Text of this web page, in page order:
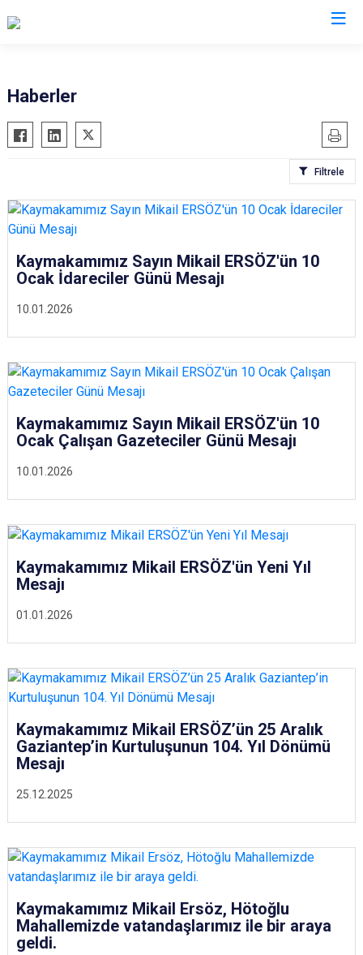
Araban
İslahiye
Nizip
Nurdağı
Oğuzeli
Şahinbey
Şehitkamil
Haberler
Filtrele
10.01.2026
Kaymakamımız Sayın Mikail ERSÖZ'ün 10
Ocak İdareciler Günü Mesajı
10.01.2026
Kaymakamımız Sayın Mikail ERSÖZ'ün 10
Ocak Çalışan Gazeteciler Günü Mesajı
01.01.2026
Kaymakamımız Mikail ERSÖZ'ün Yeni Yıl
Mesajı
25.12.2025
Kaymakamımız Mikail ERSÖZ’ün 25 Aralık
Gaziantep’in Kurtuluşunun 104. Yıl Dönümü
Mesajı
Kaymakamımız Mikail Ersöz, Hötoğlu
Mahallemizde vatandaşlarımız ile bir araya
geldi.